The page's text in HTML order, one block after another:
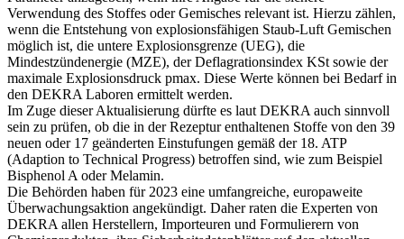
Verwendung des Stoffes oder Gemisches relevant ist. Hierzu zählen,
wenn die Entstehung von explosionsfähigen Staub-Luft Gemischen
möglich ist, die untere Explosionsgrenze (UEG), die
Mindestzündenergie (MZE), der Deflagrationsindex KSt sowie der
maximale Explosionsdruck pmax. Diese Werte können bei Bedarf in
den DEKRA Laboren ermittelt werden.
Im Zuge dieser Aktualisierung dürfte es laut DEKRA auch sinnvoll
sein zu prüfen, ob die in der Rezeptur enthaltenen Stoffe von den 39
neuen oder 17 geänderten Einstufungen gemäß der 18. ATP
(Adaption to Technical Progress) betroffen sind, wie zum Beispiel
Bisphenol A oder Melamin.
Die Behörden haben für 2023 eine umfangreiche, europaweite
Überwachungsaktion angekündigt. Daher raten die Experten von
DEKRA allen Herstellern, Importeuren und Formulierern von